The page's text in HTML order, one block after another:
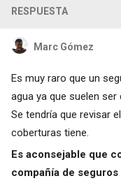
RESPUESTA
Marc Gómez
Es muy raro que un
agua ya que suelen
Se tendría que revisar
coberturas tiene.
Es aconsejable que
compañía de